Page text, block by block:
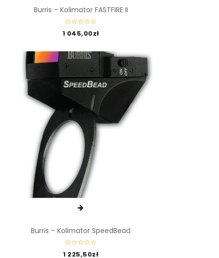
Burris – Kolimator FASTFIRE II
1 045,00zł
Burris – Kolimator SpeedBead
1 225,50zł